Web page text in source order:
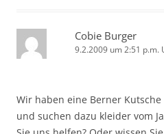
Cobie Burger
9.2.2009 um 2:51 p.m.
Wir haben eine Berner
und suchen dazu kleider vom